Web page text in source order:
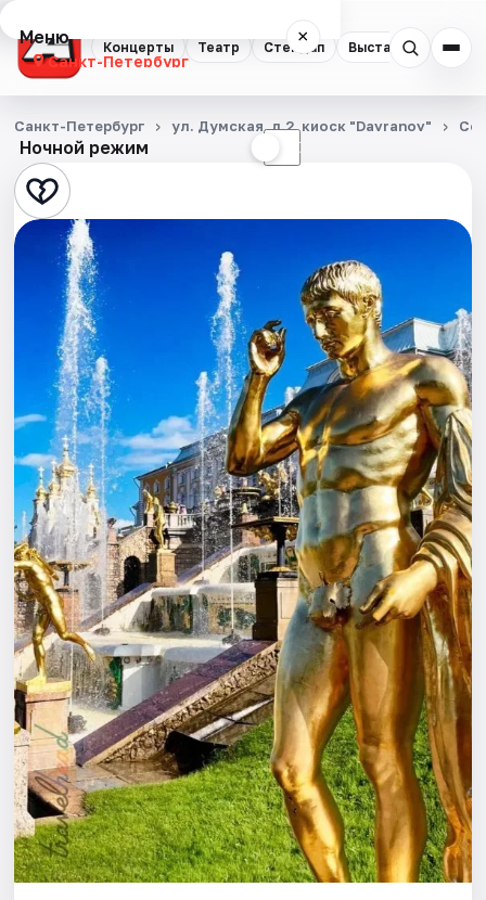
Концерты Театр Стендап Выставки
Меню ×
Санкт-Петербург
Концерты
Театр
Стендап
Выставки
Квесты
Экскурсии
Спорт
События
Города
Площадки
Артисты
Рейтинги
Ночной режим ☾
Санкт-Петербург ул. Думская, д.2, киоск "Davranov"